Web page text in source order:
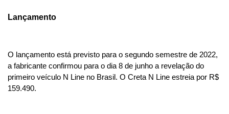
Lançamento
O lançamento está previsto para o segundo semestre de 2022,
a fabricante confirmou para o dia 8 de junho a revelação do
primeiro veículo N Line no Brasil. O Creta N Line estreia por R$
159.490.